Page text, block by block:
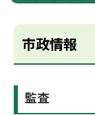
市政情報
監査